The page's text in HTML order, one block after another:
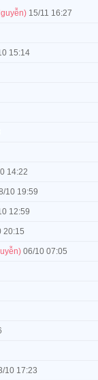
15/11 16:27
15:14
14:22
10 19:59
12:59
20:15
06/10 07:05
10 17:23